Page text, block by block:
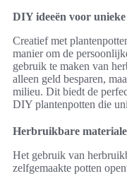
DIY ideeën voor
Creatief met
manier om de
gebruik te maken van
alleen geld besparen,
milieu. Dit biedt de
DIY plantenpotten die
Herbruikbare
Het gebruik van
zelfgemaakte potten